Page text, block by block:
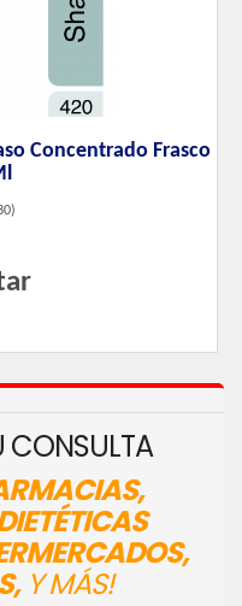
Concentrado Frasco
)
CONSULTA
Y MÁS!